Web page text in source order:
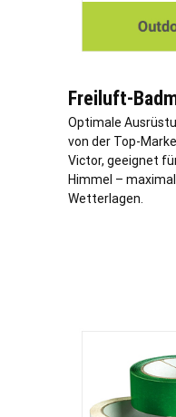
Freiluft-
Optimale
von der Top-
Victor, geeignet
Himmel –
Wetterlagen.